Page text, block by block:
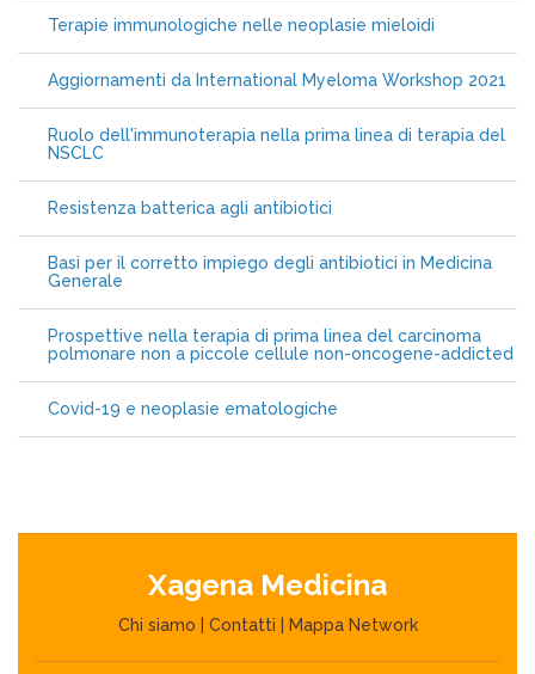
Terapie immunologiche nelle neoplasie mieloidi
Aggiornamenti da International Myeloma Workshop 2021
Ruolo dell'immunoterapia nella prima linea di terapia del
NSCLC
Resistenza batterica agli antibiotici
Basi per il corretto impiego degli antibiotici in Medicina
Generale
Prospettive nella terapia di prima linea del carcinoma
polmonare non a piccole cellule non-oncogene-addicted
Covid-19 e neoplasie ematologiche
Xagena Medicina
Chi siamo Contatti Mappa Network